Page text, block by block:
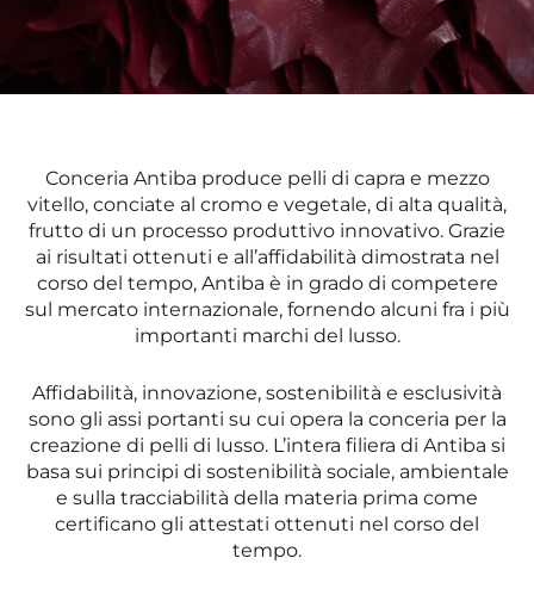
Conceria Antiba produce pelli di capra e mezzo
vitello, conciate al cromo e vegetale, di alta qualità,
frutto di un processo produttivo innovativo. Grazie
ai risultati ottenuti e all’affidabilità dimostrata nel
corso del tempo, Antiba è in grado di competere
sul mercato internazionale, fornendo alcuni fra i più
importanti marchi del lusso.
Affidabilità, innovazione, sostenibilità e esclusività
sono gli assi portanti su cui opera la conceria per la
creazione di pelli di lusso. L’intera filiera di Antiba si
basa sui principi di sostenibilità sociale, ambientale
e sulla tracciabilità della materia prima come
certificano gli attestati ottenuti nel corso del
tempo.